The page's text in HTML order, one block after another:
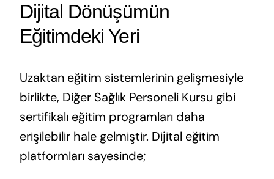
Dijital Dönüşümün
Eğitimdeki Yeri
Uzaktan eğitim sistemlerinin gelişmesiyle
birlikte, Diğer Sağlık Personeli Kursu gibi
sertifikalı eğitim programları daha
erişilebilir hale gelmiştir. Dijital eğitim
platformları sayesinde;